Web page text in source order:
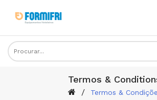
Termos &
Termos &